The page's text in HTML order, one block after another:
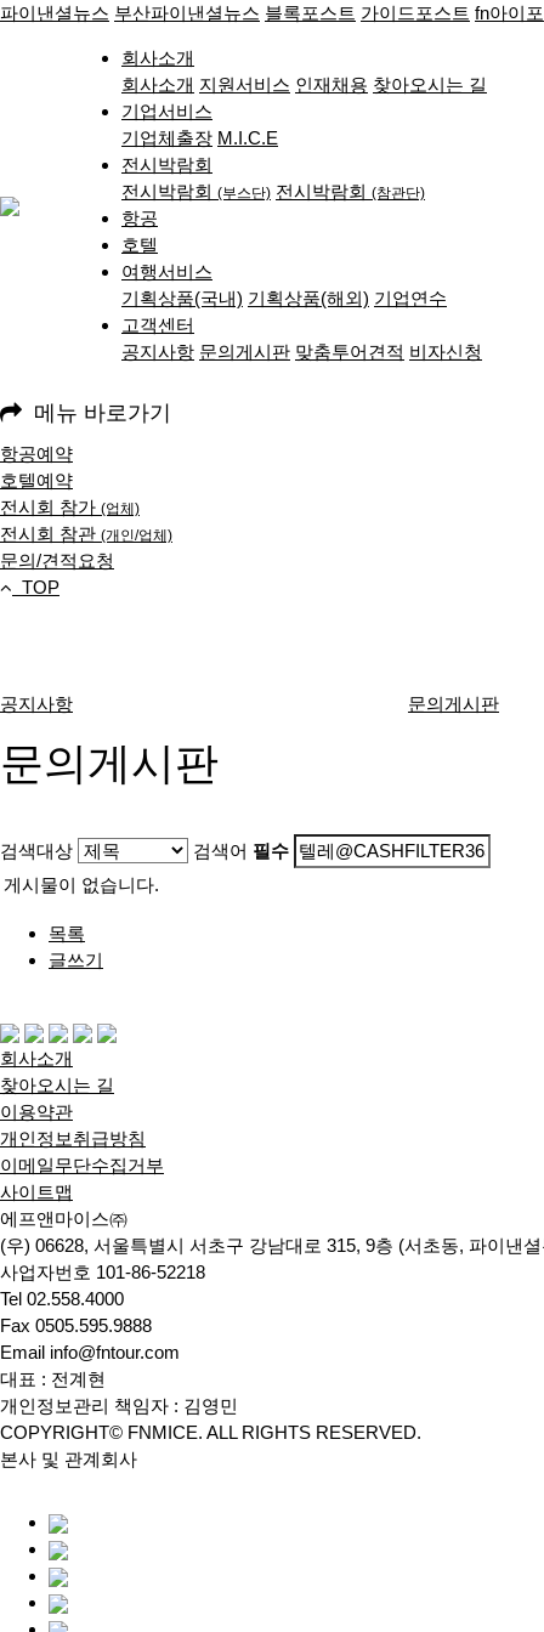
파이낸셜뉴스 부산파이낸셜뉴스 블록포스트 가이드포스트 fn아이
회사소개
회사소개 지원서비스 인재채용 찾아오시는 길
기업서비스
기업체출장 M.I.C.E
전시박람회
전시박람회 (부스단) 전시박람회 (참관단)
항공
호텔
여행서비스
기획상품(국내) 기획상품(해외) 기업연수
고객센터
공지사항 문의게시판 맞춤투어견적 비자신청
메뉴 바로가기
항공예약
호텔예약
전시회 참가 (업체)
전시회 참관 (개인/업체)
문의/견적요청
TOP
공지사항 문의게시판
문의게시판
검색대상 검색어 필수
게시물이 없습니다.
목록
글쓰기
회사소개
찾아오시는 길
이용약관
개인정보취급방침
이메일무단수집거부
사이트맵
에프앤마이스㈜
(우) 06628, 서울특별시 서초구 강남대로 315, 9층 (서초동, 파이낸
사업자번호 101-86-52218
Tel 02.558.4000
Fax 0505.595.9888
Email info@fntour.com
대표 : 전계현
개인정보관리 책임자 : 김영민
COPYRIGHT© FNMICE. ALL RIGHTS RESERVED.
본사 및 관계회사